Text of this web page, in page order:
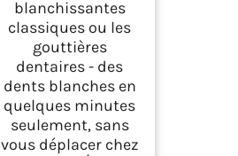
blanchissantes
classiques ou les
gouttières
dentaires - des
dents blanches en
quelques minutes
seulement, sans
vous déplacer chez